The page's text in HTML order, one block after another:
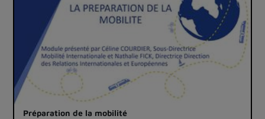
Préparation de la mobilité